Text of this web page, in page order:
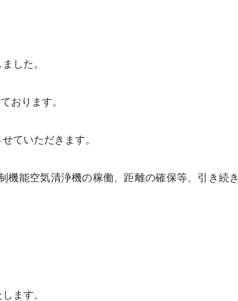
した。
おります。
ていただきます。
機能空気清浄機の稼働、距離の確保等、引き続き
ます。